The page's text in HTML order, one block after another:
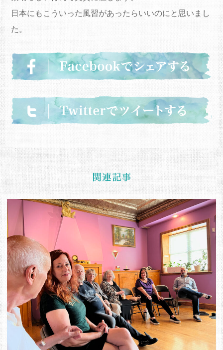
日本にもこういった風習があったらいいのにと思いまし
た。